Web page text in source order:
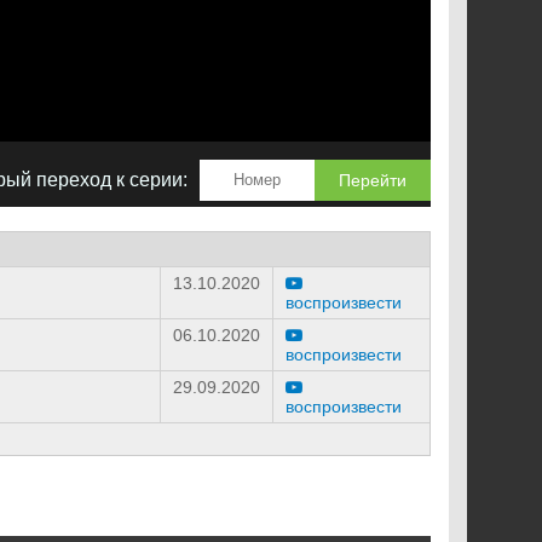
переход к серии: Перейти
13.10.2020
воспроизвести
06.10.2020
воспроизвести
29.09.2020
воспроизвести